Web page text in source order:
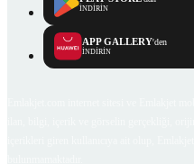
İNDİRİN
APP GALLERY'den
İNDİRİN